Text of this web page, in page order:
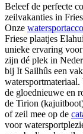
Beleef de perfecte
zeilvakanties in
Onze
Friese plaatjes
unieke ervaring
zijn dé plek in
bij It Sailhûs een
watersportmateriaal.
de gloednieuwe en
de Tirion
of zeil mee op de
voor